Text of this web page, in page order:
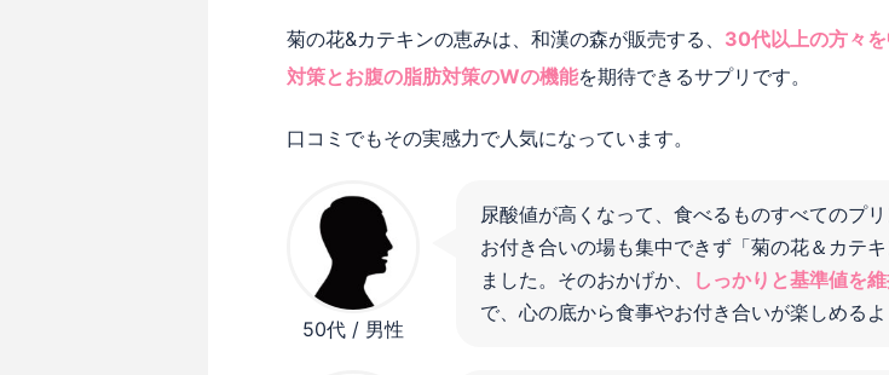
菊の花&カテキンの恵みは、和漢の森が販売する、 30代以上の方々
対策とお腹の脂肪対策のWの機能を期待できるサプリです。
口コミでもその実感力で人気になっています。
50代 / 男性
尿酸値が高くなって、食べるものすべてのプ
お付き合いの場も集中できず「菊の花＆カテ
ました。そのおかげか、
しっかりと基準値を
で、心の底から食事やお付き合いが楽しめるよ